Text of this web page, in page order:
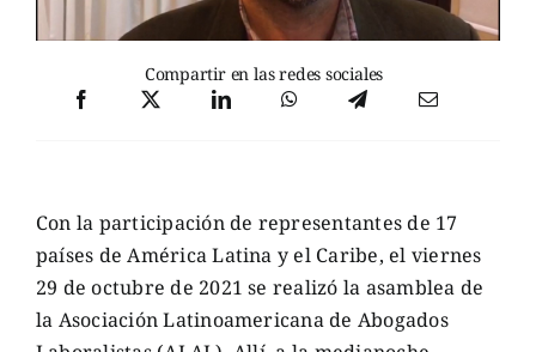
Compartir en las redes sociales
Con la participación de representantes de 17
países de América Latina y el Caribe, el viernes
29 de octubre de 2021 se realizó la asamblea de
la Asociación Latinoamericana de Abogados